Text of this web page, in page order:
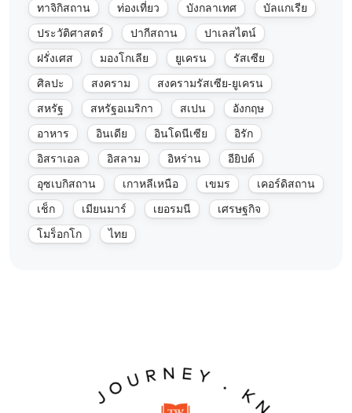
ทาจิกิสถาน
ท่องเที่ยว บังกลาเทศ
บัลแกเรีย
ประวัติศาสตร์
ปากีสถาน
ปาเลสไตน์
ฝรั่งเศส
มองโกเลีย ยูเครน
รัสเซีย
ศิลปะ
สงคราม
สงครามรัสเซีย-ยูเครน
สหรัฐ
สหรัฐอเมริกา สเปน
อังกฤษ
อาหาร
อินเดีย อินโดนีเซีย
อิรัก
อิสราเอล
อิสลาม อิหร่าน
อียิปต์
อุซเบกิสถาน
เกาหลีเหนือ เขมร
เคอร์ดิสถาน
เช็ก
เมียนมาร์ เยอรมนี
เศรษฐกิจ
โมร็อกโก
ไทย